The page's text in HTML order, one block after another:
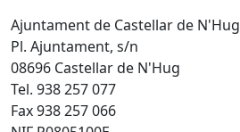
Ajuntament de Castellar de N'Hug
Pl. Ajuntament, s/n
08696 Castellar de N'Hug
Tel. 938 257 077
Fax 938 257 066